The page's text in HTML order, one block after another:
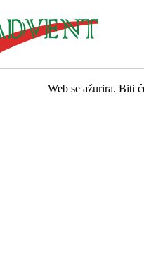
Web se ažurira. Biti